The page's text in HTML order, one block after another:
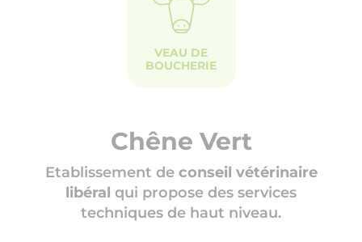
VEAU DE
BOUCHERIE
Chêne Vert
Etablissement de conseil vétérinaire
libéral qui propose des services
techniques de haut niveau.